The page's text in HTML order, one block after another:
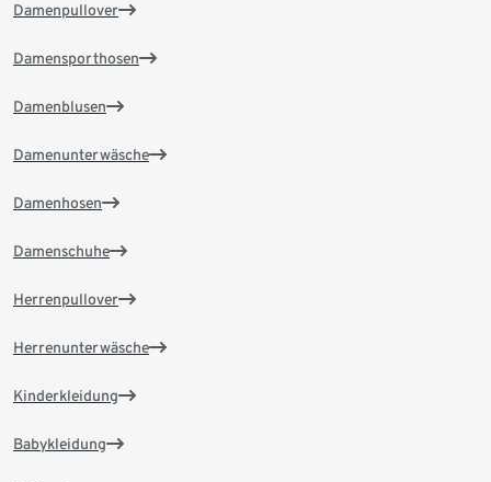
Damenpullover
Damensporthosen
Damenblusen
Damenunterwäsche
Damenhosen
Damenschuhe
Herrenpullover
Herrenunterwäsche
Kinderkleidung
Babykleidung